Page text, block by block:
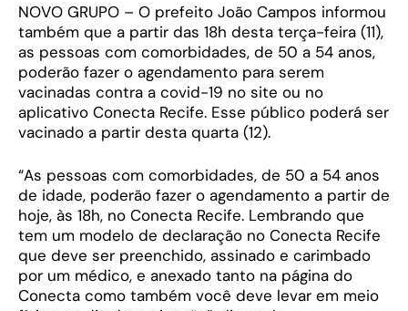
NOVO GRUPO – O prefeito João Campos informou
também que a partir das 18h desta terça-feira (11),
as pessoas com comorbidades, de 50 a 54 anos,
poderão fazer o agendamento para serem
vacinadas contra a covid-19 no site ou no
aplicativo Conecta Recife. Esse público poderá ser
vacinado a partir desta quarta (12).
“As pessoas com comorbidades, de 50 a 54 anos
de idade, poderão fazer o agendamento a partir de
hoje, às 18h, no Conecta Recife. Lembrando que
tem um modelo de declaração no Conecta Recife
que deve ser preenchido, assinado e carimbado
por um médico, e anexado tanto na página do
Conecta como também você deve levar em meio